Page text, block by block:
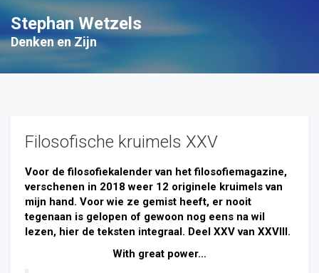
Stephan Wetzels
Denken en Zijn
Filosofische kruimels XXV
Voor de filosofiekalender van het filosofiemagazine,
verschenen in 2018 weer 12 originele kruimels van
mijn hand. Voor wie ze gemist heeft, er nooit
tegenaan is gelopen of gewoon nog eens na wil
lezen, hier de teksten integraal. Deel XXV van XXVIII.
With great power…